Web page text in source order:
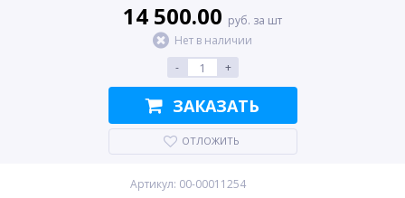
14 500.00 руб. за шт
Нет в наличии
-
+
ЗАКАЗАТЬ
ОТЛОЖИТЬ
Артикул: 00-00011254